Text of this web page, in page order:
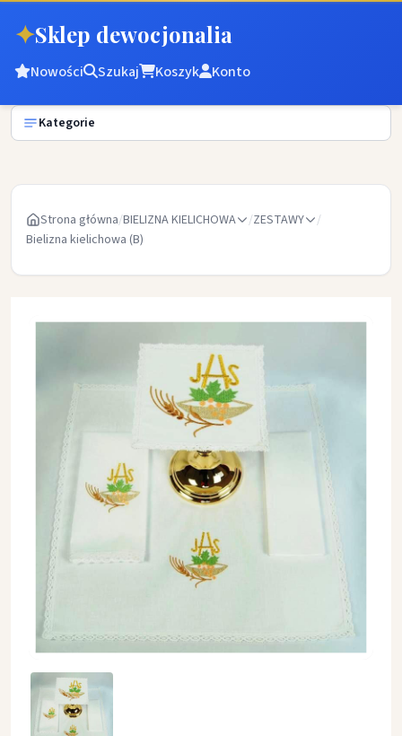
✦Sklep dewocjonalia
Nowości Szukaj Koszyk Konto
Kategorie
Strona główna/BIELIZNA KIELICHOWA /ZESTAWY
/
Bielizna kielichowa (B)
Bielizna kielichowa (B) - Zestawy - Bielizna kielichowa (12)